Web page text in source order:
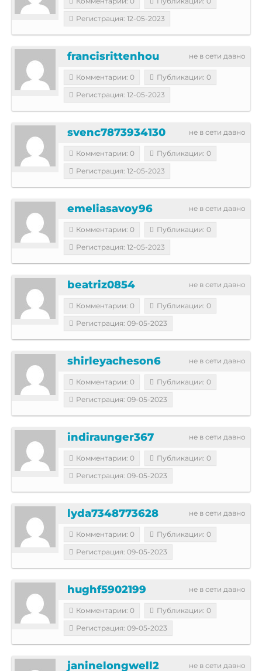
Регистрация: 12-05-2023
не в сети давно
francisrittenhou
Комментарии: 0
Публикации: 0
Регистрация: 12-05-2023
не в сети давно
svenc7873934130
Комментарии: 0
Публикации: 0
Регистрация: 12-05-2023
не в сети давно
emeliasavoy96
Комментарии: 0
Публикации: 0
Регистрация: 12-05-2023
не в сети давно
beatriz0854
Комментарии: 0
Публикации: 0
Регистрация: 09-05-2023
не в сети давно
shirleyacheson6
Комментарии: 0
Публикации: 0
Регистрация: 09-05-2023
не в сети давно
indiraunger367
Комментарии: 0
Публикации: 0
Регистрация: 09-05-2023
не в сети давно
lyda7348773628
Комментарии: 0
Публикации: 0
Регистрация: 09-05-2023
не в сети давно
hughf5902199
Комментарии: 0
Публикации: 0
Регистрация: 09-05-2023
не в сети давно
janinelongwell2